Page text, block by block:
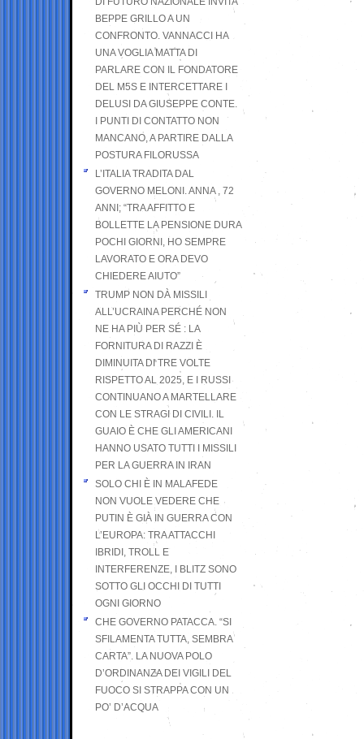
BEPPE GRILLO A UN
CONFRONTO. VANNACCI HA
UNA VOGLIA MATTA DI
PARLARE CON IL FONDATORE
DEL M5S E INTERCETTARE I
DELUSI DA GIUSEPPE CONTE.
I PUNTI DI CONTATTO NON
MANCANO, A PARTIRE DALLA
POSTURA FILORUSSA
L’ITALIA TRADITA DAL
GOVERNO MELONI. ANNA , 72
ANNI; “TRA AFFITTO E
BOLLETTE LA PENSIONE DURA
POCHI GIORNI, HO SEMPRE
LAVORATO E ORA DEVO
CHIEDERE AIUTO”
TRUMP NON DÀ MISSILI
ALL’UCRAINA PERCHÉ NON
NE HA PIÙ PER SÉ : LA
FORNITURA DI RAZZI È
DIMINUITA DI TRE VOLTE
RISPETTO AL 2025, E I RUSSI
CONTINUANO A MARTELLARE
CON LE STRAGI DI CIVILI. IL
GUAIO È CHE GLI AMERICANI
HANNO USATO TUTTI I MISSILI
PER LA GUERRA IN IRAN
SOLO CHI È IN MALAFEDE
NON VUOLE VEDERE CHE
PUTIN È GIÀ IN GUERRA CON
L’EUROPA: TRA ATTACCHI
IBRIDI, TROLL E
INTERFERENZE, I BLITZ SONO
SOTTO GLI OCCHI DI TUTTI
OGNI GIORNO
CHE GOVERNO PATACCA. “SI
SFILAMENTA TUTTA, SEMBRA
CARTA”. LA NUOVA POLO
D’ORDINANZA DEI VIGILI DEL
FUOCO SI STRAPPA CON UN
PO’ D’ACQUA